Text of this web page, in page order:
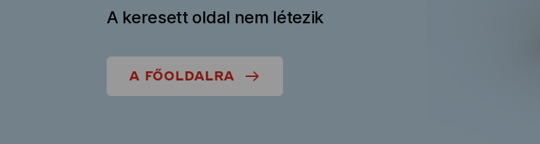
A keresett oldal nem létezik
A FŐOLDALRA